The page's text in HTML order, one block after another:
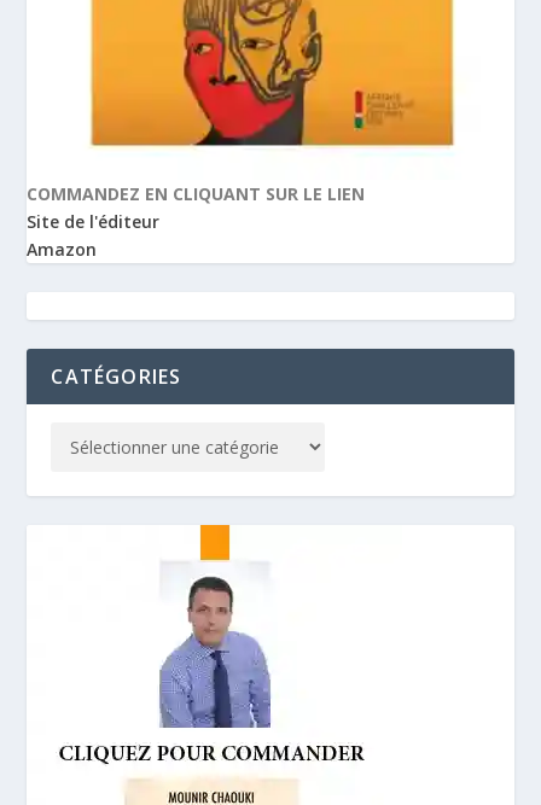
COMMANDEZ EN CLIQUANT SUR LE LIEN
Site de l'éditeur
Amazon
CATÉGORIES